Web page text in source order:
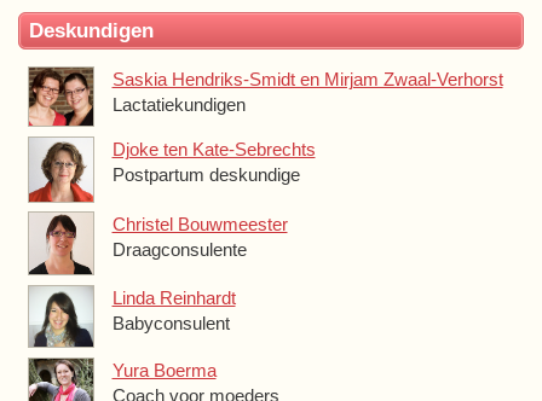
Deskundigen
Saskia Hendriks-Smidt en Mirjam Zwaal-Verhorst
Lactatiekundigen
Djoke ten Kate-Sebrechts
Postpartum deskundige
Christel Bouwmeester
Draagconsulente
Linda Reinhardt
Babyconsulent
Yura Boerma
Coach voor moeders